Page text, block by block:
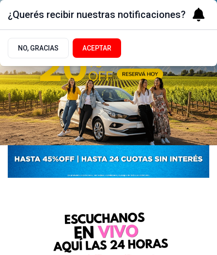
¿Querés recibir nuestras notificaciones?
NO, GRACIAS ACEPTAR